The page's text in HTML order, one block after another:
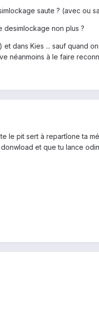
saute ? (avec ou
non plus ?
dans Kies ... sauf quand
à le faire
le pit sert à repartîone ta
et que tu lance